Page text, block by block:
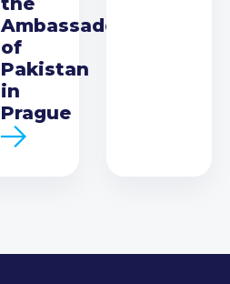
Ambassador
of
Pakistan
in
Prague